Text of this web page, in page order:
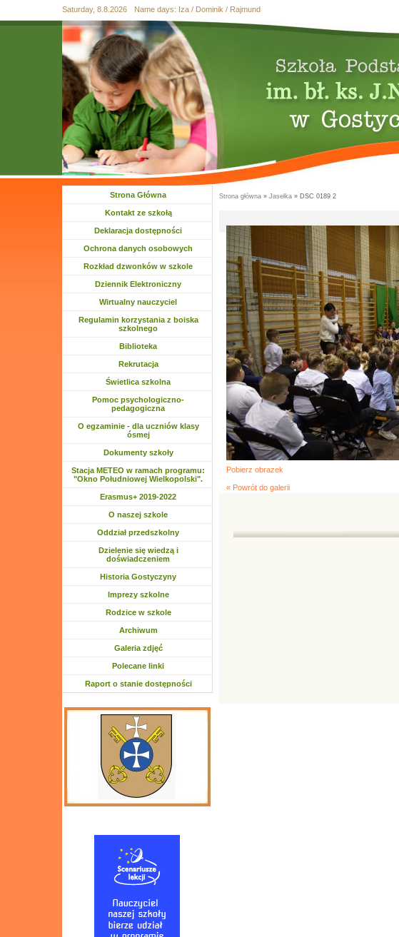
Przejdź
Przejdź do
wyszukiwania
Skip
Przejdź
Przejdź
Saturday, 8.8.2026 Name days: Iza / Dominik / Rajmund
Strona Główna
Kontakt ze szkołą
Deklaracja dostępności
Ochrona danych osobowych
Rozkład dzwonków w szkole
Dziennik Elektroniczny
Wirtualny nauczyciel
Regulamin korzystania z boiska
szkolnego
Biblioteka
Rozwiń menu
Rekrutacja
Rozwiń menu
Świetlica szkolna
Rozwiń menu
Pomoc psychologiczno-
pedagogiczna
O egzaminie - dla uczniów klasy
ósmej
Dokumenty szkoły
Stacja METEO w ramach programu:
"Okno Południowej Wielkopolski".
Rozwiń menu
Erasmus+ 2019-2022
Rozwiń menu
O naszej szkole
Rozwiń menu
Oddział przedszkolny
Rozwiń menu
Dzielenie się wiedzą i
doświadczeniem
Historia Gostyczyny
Rozwiń menu
Imprezy szkolne
Rozwiń menu
Rodzice w szkole
Rozwiń menu
Archiwum
Galeria zdjęć
Polecane linki
Raport o stanie dostępności
Strona główna » Jasełka » DSC 0189 2
Pobierz obrazek
« Powrót do galerii